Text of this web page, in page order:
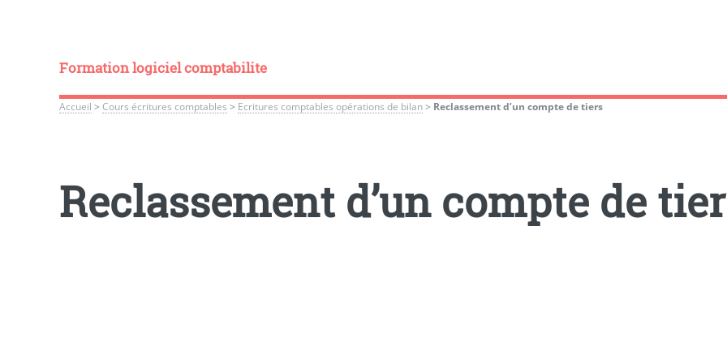
Formation logiciel comptabilite
Accueil >Cours écritures comptables > Ecritures comptables opérations de bilan> Reclassement d’un compte de tiers
Reclassement d’un compte de